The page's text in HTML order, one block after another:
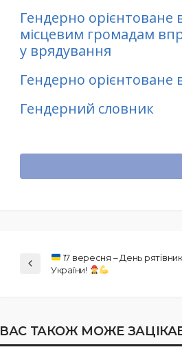
Гендерно орієнтоване
місцевим громадам
у врядування
Гендерно орієнтоване
Гендерний словник
17 вересня – День
України!
ВАС ТАКОЖ МОЖЕ